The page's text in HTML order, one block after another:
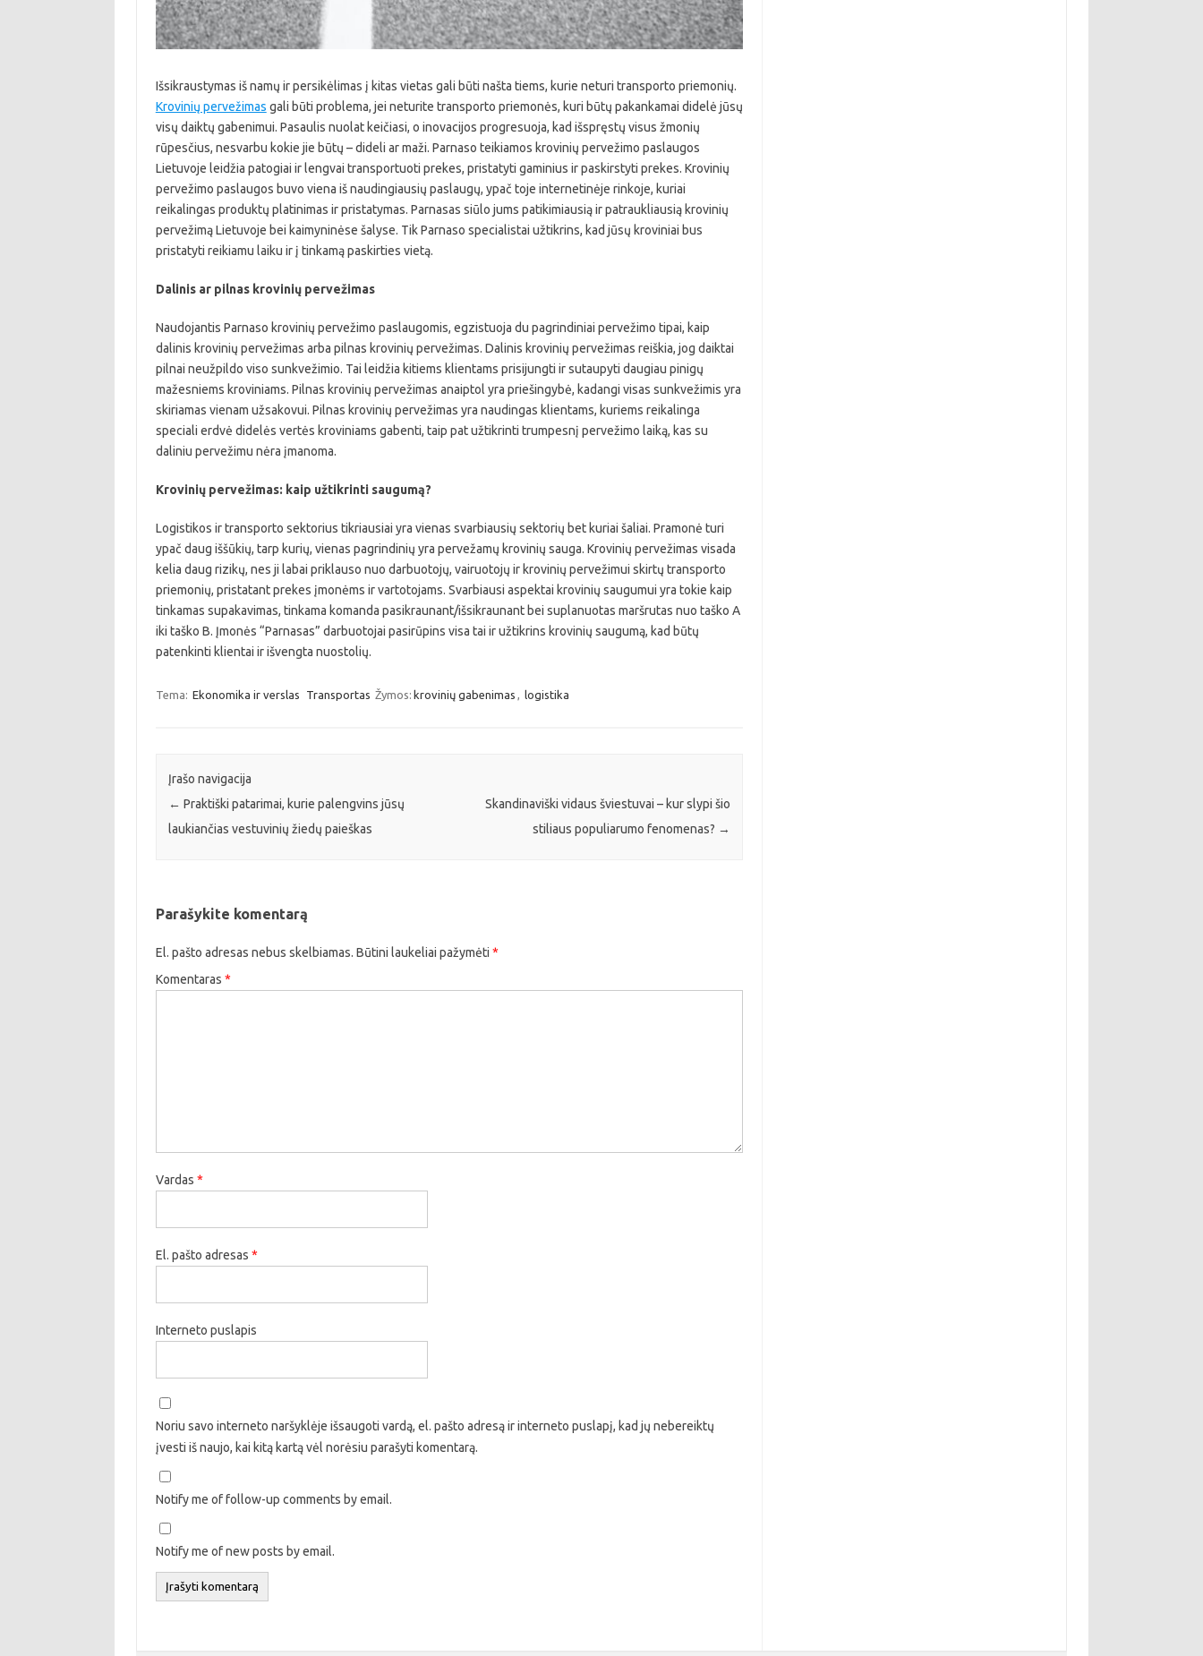
Išsikraustymas iš namų ir persikėlimas į kitas vietas gali būti našta tiems, kurie neturi transporto priemonių.
Krovinių pervežimas gali būti problema, jei neturite transporto priemonės, kuri būtų pakankamai didelė jūsų
visų daiktų gabenimui. Pasaulis nuolat keičiasi, o inovacijos progresuoja, kad išspręstų visus žmonių
rūpesčius, nesvarbu kokie jie būtų – dideli ar maži. Parnaso teikiamos krovinių pervežimo paslaugos
Lietuvoje leidžia patogiai ir lengvai transportuoti prekes, pristatyti gaminius ir paskirstyti prekes. Krovinių
pervežimo paslaugos buvo viena iš naudingiausių paslaugų, ypač toje internetinėje rinkoje, kuriai
reikalingas produktų platinimas ir pristatymas. Parnasas siūlo jums patikimiausią ir patraukliausią krovinių
pervežimą Lietuvoje bei kaimyninėse šalyse. Tik Parnaso specialistai užtikrins, kad jūsų kroviniai bus
pristatyti reikiamu laiku ir į tinkamą paskirties vietą.
Dalinis ar pilnas krovinių pervežimas
Naudojantis Parnaso krovinių pervežimo paslaugomis, egzistuoja du pagrindiniai pervežimo tipai, kaip
dalinis krovinių pervežimas arba pilnas krovinių pervežimas. Dalinis krovinių pervežimas reiškia, jog daiktai
pilnai neužpildo viso sunkvežimio. Tai leidžia kitiems klientams prisijungti ir sutaupyti daugiau pinigų
mažesniems kroviniams. Pilnas krovinių pervežimas anaiptol yra priešingybė, kadangi visas sunkvežimis yra
skiriamas vienam užsakovui. Pilnas krovinių pervežimas yra naudingas klientams, kuriems reikalinga
speciali erdvė didelės vertės kroviniams gabenti, taip pat užtikrinti trumpesnį pervežimo laiką, kas su
daliniu pervežimu nėra įmanoma.
Krovinių pervežimas: kaip užtikrinti saugumą?
Logistikos ir transporto sektorius tikriausiai yra vienas svarbiausių sektorių bet kuriai šaliai. Pramonė turi
ypač daug iššūkių, tarp kurių, vienas pagrindinių yra pervežamų krovinių sauga. Krovinių pervežimas visada
kelia daug rizikų, nes ji labai priklauso nuo darbuotojų, vairuotojų ir krovinių pervežimui skirtų transporto
priemonių, pristatant prekes įmonėms ir vartotojams. Svarbiausi aspektai krovinių saugumui yra tokie kaip
tinkamas supakavimas, tinkama komanda pasikraunant/išsikraunant bei suplanuotas maršrutas nuo taško A
iki taško B. Įmonės “Parnasas” darbuotojai pasirūpins visa tai ir užtikrins krovinių saugumą, kad būtų
patenkinti klientai ir išvengta nuostolių.
Tema: Ekonomika ir verslas Transportas Žymos: krovinių gabenimas logistika
Įrašo navigacija
← Praktiški patarimai, kurie palengvins jūsų
laukiančias vestuvinių žiedų paieškas
Skandinaviški vidaus šviestuvai – kur slypi šio
stiliaus populiarumo fenomenas? →
Parašykite komentarą
El. pašto adresas nebus skelbiamas. Būtini laukeliai pažymėti *
Komentaras *
Vardas *
El. pašto adresas *
Interneto puslapis
Noriu savo interneto naršyklėje išsaugoti vardą, el. pašto adresą ir interneto puslapį, kad jų nebereiktų
įvesti iš naujo, kai kitą kartą vėl norėsiu parašyti komentarą.
Notify me of follow-up comments by email.
Notify me of new posts by email.